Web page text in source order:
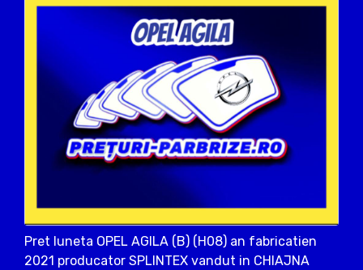
Pret luneta OPEL AGILA (B) (H08) an fabricatien
2021 producator SPLINTEX vandut in CHIAJNA